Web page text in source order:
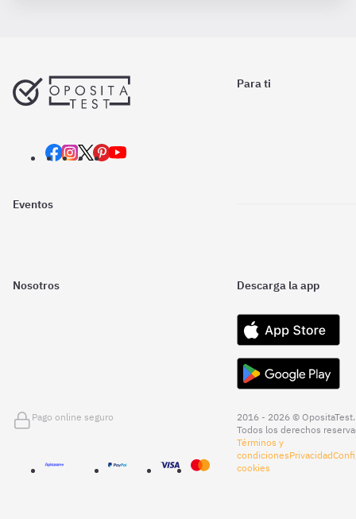
Para ti
Eventos
Nosotros Descarga la app
Pago online seguro
2016 - 2026 © OpositaTest.
Todos los derechos
Términos y
condicionesPrivacidad
cookies